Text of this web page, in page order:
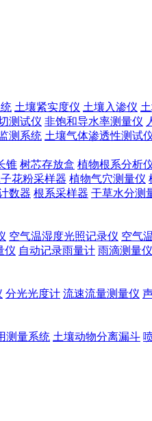
土壤紧实度仪 土壤入渗仪
测试仪 非饱和导水率测量仪
测系统 土壤气体渗透性测试
锥 树芯存放盒 植物根系分析
花粉采样器 植物气穴测量仪
数器 根系采样器 干草水分测
空气温湿度光照记录仪 空气
仪 自动记录雨量计 雨滴测量仪
分光光度计 流速流量测量仪
测量系统 土壤动物分离漏斗